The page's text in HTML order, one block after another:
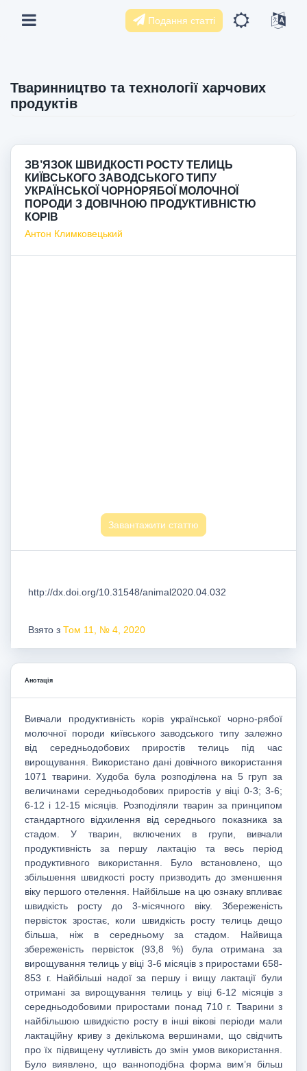
Подання статті
Тваринництво та технології харчових
продуктів
ЗВ’ЯЗОК ШВИДКОСТІ РОСТУ ТЕЛИЦЬ
КИЇВСЬКОГО ЗАВОДСЬКОГО ТИПУ
УКРАЇНСЬКОЇ ЧОРНОРЯБОЇ МОЛОЧНОЇ
ПОРОДИ З ДОВІЧНОЮ ПРОДУКТИВНІСТЮ
КОРІВ
Антон Климковецький
Завантажити статтю
http://dx.doi.org/10.31548/animal2020.04.032
Взято з Том 11, № 4, 2020
Анотація
Вивчали продуктивність корів української чорно-рябої
молочної породи київського заводського типу залежно
від середньодобових приростів телиць під час
вирощування. Використано дані довічного використання
1071 тварини. Худоба була розподілена на 5 груп за
величинами середньодобових приростів у віці 0-3; 3-6;
6-12 і 12-15 місяців. Розподіляли тварин за принципом
стандартного відхилення від середнього показника за
стадом. У тварин, включених в групи, вивчали
продуктивність за першу лактацію та весь період
продуктивного використання. Було встановлено, що
збільшення швидкості росту призводить до зменшення
віку першого отелення. Найбільше на цю ознаку впливає
швидкість росту до 3-місячного віку. Збереженість
первісток зростає, коли швидкість росту телиць дещо
більша, ніж в середньому за стадом. Найвища
збереженість первісток (93,8 %) була отримана за
вирощування телиць у віці 3-6 місяців з приростами 658-
853 г. Найбільші надої за першу і вищу лактації були
отримані за вирощування телиць у віці 6-12 місяців з
середньодобовими приростами понад 710 г. Тварини з
найбільшою швидкістю росту в інші вікові періоди мали
лактаційну криву з декількома вершинами, що свідчить
про їх підвищену чутливість до змін умов використання.
Було виявлено, що ванноподібна форма вим’я більш